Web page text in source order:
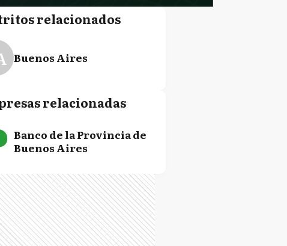
relacionados
Buenos Aires
relacionadas
Banco de la Provincia de
Buenos Aires